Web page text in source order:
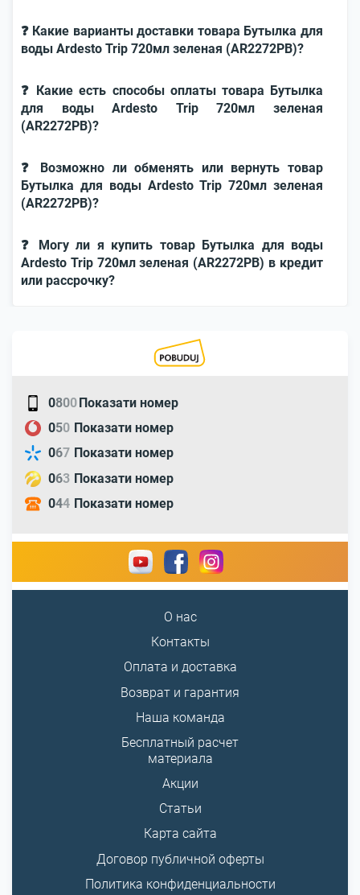
❓ Какие варианты доставки товара Бутылка для
воды Ardesto Trip 720мл зеленая (AR2272PB)?
❓ Какие есть способы оплаты товара Бутылка
для воды Ardesto Trip 720мл зеленая
(AR2272PB)?
❓ Возможно ли обменять или вернуть товар
Бутылка для воды Ardesto Trip 720мл зеленая
(AR2272PB)?
❓ Могу ли я купить товар Бутылка для воды
Ardesto Trip 720мл зеленая (AR2272PB) в кредит
или рассрочку?
0800Показати номер
050 Показати номер
067 Показати номер
063 Показати номер
044 Показати номер
О нас
Контакты
Оплата и доставка
Возврат и гарантия
Наша команда
Бесплатный расчет
материала
Акции
Статьи
Карта сайта
Договор публичной оферты
Политика конфиденциальности